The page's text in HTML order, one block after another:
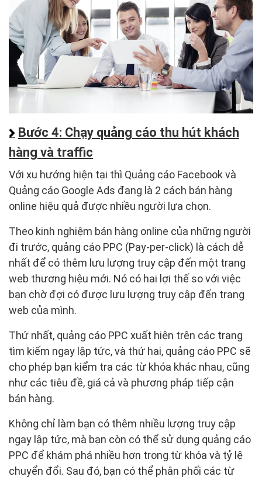
Bước 4: Chạy quảng cáo thu hút khách
hàng và traffic
Với xu hướng hiện tại thì Quảng cáo Facebook và
Quảng cáo Google Ads đang là 2 cách bán hàng
online hiệu quả được nhiều người lựa chọn.
Theo kinh nghiệm bán hàng online của những người
đi trước, quảng cáo PPC (Pay-per-click) là cách dễ
nhất để có thêm lưu lượng truy cập đến một trang
web thương hiệu mới. Nó có hai lợi thế so với việc
bạn chờ đợi có được lưu lượng truy cập đến trang
web của mình.
Thứ nhất, quảng cáo PPC xuất hiện trên các trang
tìm kiếm ngay lập tức, và thứ hai, quảng cáo PPC sẽ
cho phép bạn kiểm tra các từ khóa khác nhau, cũng
như các tiêu đề, giá cả và phương pháp tiếp cận
bán hàng.
Không chỉ làm bạn có thêm nhiều lượng truy cập
ngay lập tức, mà bạn còn có thể sử dụng quảng cáo
PPC để khám phá nhiều hơn trong từ khóa và tỷ lệ
chuyển đổi. Sau đó, bạn có thể phân phối các từ